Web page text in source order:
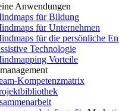
Anwendungen
für Bildung
für Unternehmen
für die persönliche
Technologie
Vorteile
Kompetenzmatrix